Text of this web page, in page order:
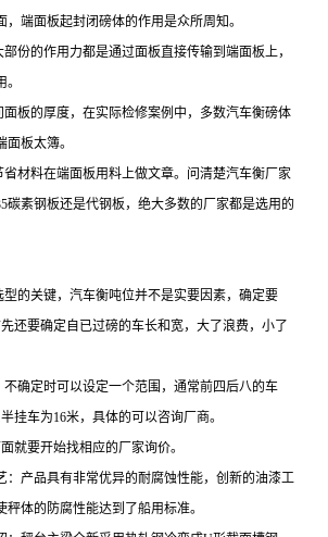
，端面板起封闭磅体的作用是众所周知。
份的作用力都是通过面板直接传输到端面板上，
面板的厚度，在实际检修案例中，多数汽车衡磅体
板太簿。
省材料在端面板用料上做文章。问清楚汽车衡厂家
碳素钢板还是代钢板，绝大多数的厂家都是选用的
型的关键，汽车衡吨位并不是实要因素，确定要
还要确定自已过磅的车长和宽，大了浪费，小了
不确定时可以设定一个范围，通常前四后八的车
挂车为16米，具体的可以咨询厂商。
就要开始找相应的厂家询价。
：产品具有非常优异的耐腐蚀性能，创新的油漆工
秤体的防腐性能达到了船用标准。